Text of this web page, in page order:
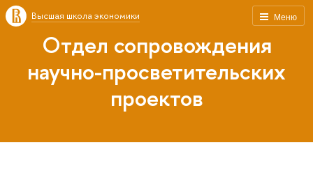
Меню
Высшая школа экономики
Отдел сопровождения
научно-просветительских
проектов